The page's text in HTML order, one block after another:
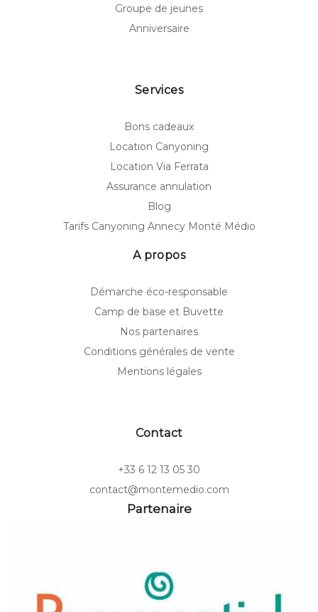
Groupe de jeunes
Anniversaire
Services
Bons cadeaux
Location Canyoning
Location Via Ferrata
Assurance annulation
Blog
Tarifs Canyoning Annecy Monté Médio
A propos
Démarche éco-responsable
Camp de base et Buvette
Nos partenaires
Conditions générales de vente
Mentions légales
Contact
+33 6 12 13 05 30
contact@montemedio.com
Partenaire